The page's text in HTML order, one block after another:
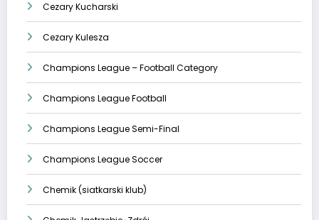
Cezary Kucharski
Cezary Kulesza
Champions League – Football Category
Champions League Football
Champions League Semi-Final
Champions League Soccer
Chemik (siatkarski klub)